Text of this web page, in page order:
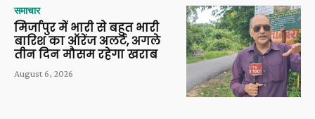
समाचार
मिर्जापुर में भारी से बहुत भारी
बारिश का ऑरेंज अलर्ट, अगले
तीन दिन मौसम रहेगा खराब
August 6, 2026